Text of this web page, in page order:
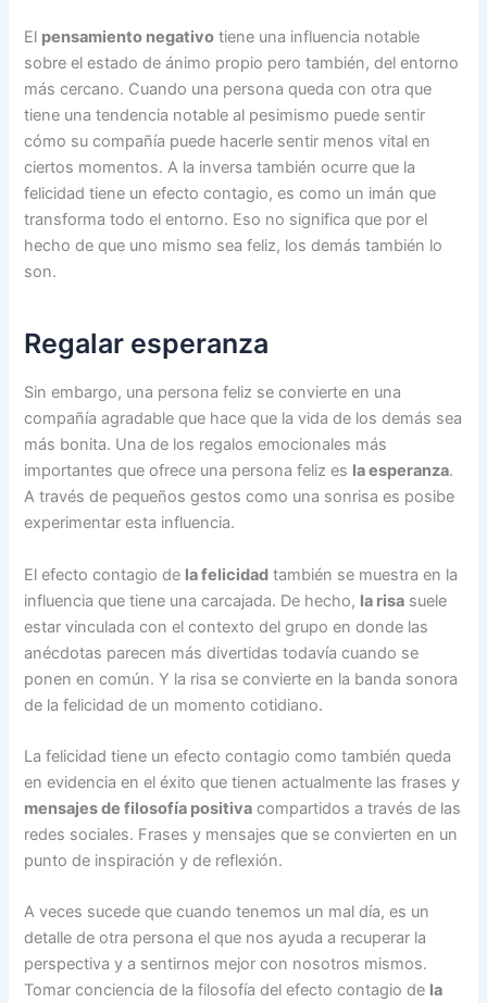
El pensamiento negativo tiene una influencia notable
sobre el estado de ánimo propio pero también, del entorno
más cercano. Cuando una persona queda con otra que
tiene una tendencia notable al pesimismo puede sentir
cómo su compañía puede hacerle sentir menos vital en
ciertos momentos. A la inversa también ocurre que la
felicidad tiene un efecto contagio, es como un imán que
transforma todo el entorno. Eso no significa que por el
hecho de que uno mismo sea feliz, los demás también lo
son.
Regalar esperanza
Sin embargo, una persona feliz se convierte en una
compañía agradable que hace que la vida de los demás sea
más bonita. Una de los regalos emocionales más
importantes que ofrece una persona feliz es la esperanza.
A través de pequeños gestos como una sonrisa es posibe
experimentar esta influencia.
El efecto contagio de la felicidad también se muestra en la
influencia que tiene una carcajada. De hecho, la risa suele
estar vinculada con el contexto del grupo en donde las
anécdotas parecen más divertidas todavía cuando se
ponen en común. Y la risa se convierte en la banda sonora
de la felicidad de un momento cotidiano.
La felicidad tiene un efecto contagio como también queda
en evidencia en el éxito que tienen actualmente las frases y
mensajes de filosofía positiva compartidos a través de las
redes sociales. Frases y mensajes que se convierten en un
punto de inspiración y de reflexión.
A veces sucede que cuando tenemos un mal día, es un
detalle de otra persona el que nos ayuda a recuperar la
perspectiva y a sentirnos mejor con nosotros mismos.
Tomar conciencia de la filosofía del efecto contagio de la